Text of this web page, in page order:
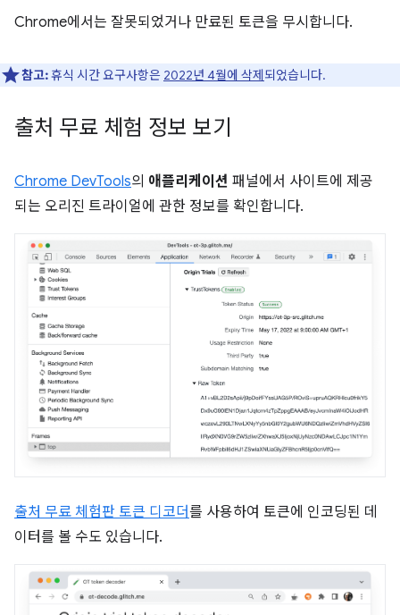
Chrome에서는 잘못되었거나 만료된 토큰을 무시합니다.
참고:휴식 시간 요구사항은 2022년 4월에 삭제되었습니다.
출처 무료 체험 정보 보기
Chrome DevTools의 애플리케이션 패널에서 사이트에 제공
되는 오리진 트라이얼에 관한 정보를 확인합니다.
출처 무료 체험판 토큰 디코더를 사용하여 토큰에 인코딩된 데
이터를 볼 수도 있습니다.